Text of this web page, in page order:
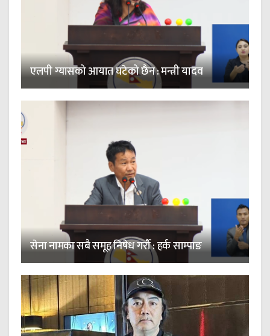
एलपी ग्यासको आयात घटेको छैन : मन्त्री यादव
सेना नामका सबै समूह निषेध गरौँ : हर्क साम्पाङ